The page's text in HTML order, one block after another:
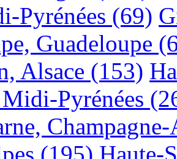
Pyrénées (69)
Guadeloupe
Alsace (153)
Pyrénées
(195) Haute-